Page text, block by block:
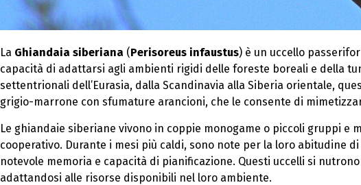
La Ghiandaia siberiana (Perisoreus infaustus) è un uccello
capacità di adattarsi agli ambienti rigidi delle foreste boreali e della
settentrionali dell’Eurasia, dalla Scandinavia alla Siberia orientale,
grigio-marrone con sfumature arancioni, che le consente di
Le ghiandaie siberiane vivono in coppie monogame o piccoli gruppi
cooperativo. Durante i mesi più caldi, sono note per la loro abitudine
notevole memoria e capacità di pianificazione. Questi uccelli si
adattandosi alle risorse disponibili nel loro ambiente.